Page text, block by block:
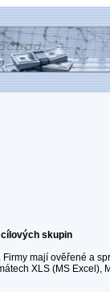
skupin
mají ověřené a
XLS (MS Excel),